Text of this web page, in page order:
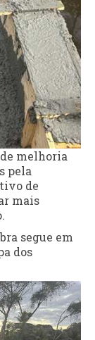
melhoria
pela
de
mais
segue em
dos